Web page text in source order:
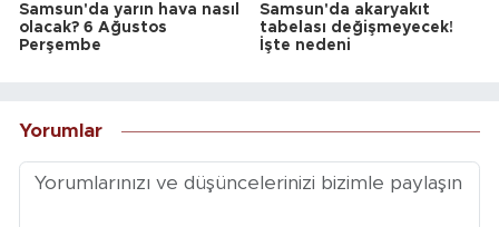
Samsun'da yarın hava nasıl
olacak? 6 Ağustos
Perşembe
Samsun'da akaryakıt
tabelası değişmeyecek!
İşte nedeni
Yorumlar